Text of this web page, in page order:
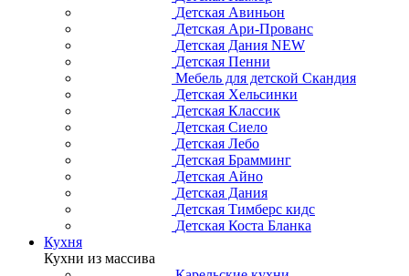
Детская Авиньон
Детская Ари-Прованс
Детская Дания NEW
Детская Пенни
Мебель для детской Скандия
Детская Хельсинки
Детская Классик
Детская Сиело
Детская Лебо
Детская Брамминг
Детская Айно
Детская Дания
Детская Тимберс кидс
Детская Коста Бланка
Кухня
Кухни из массива